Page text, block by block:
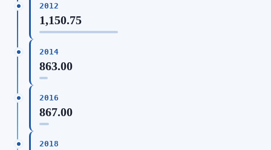
2012
1,150.75
2014
863.00
2016
867.00
2018